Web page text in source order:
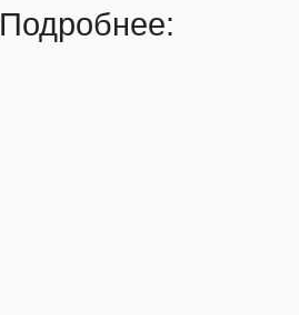
Подробнее: